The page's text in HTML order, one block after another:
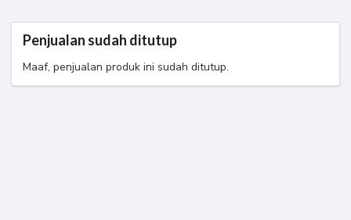
Penjualan sudah ditutup
Maaf, penjualan produk ini sudah ditutup.
[Personal] RamaFit